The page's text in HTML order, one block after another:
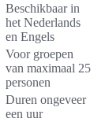
Beschikbaar in
het Nederlands
en Engels
Voor groepen
van maximaal 25
personen
Duren ongeveer
een uur